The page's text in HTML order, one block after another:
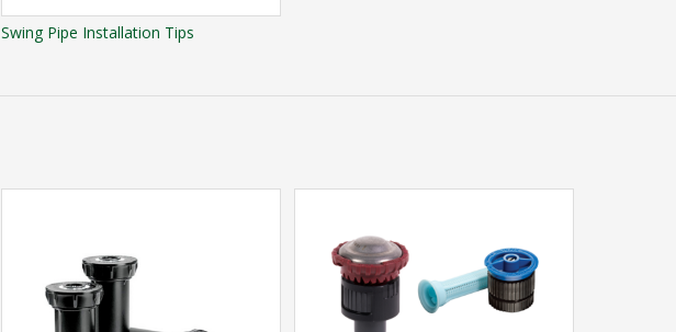
Swing Pipe Installation Tips